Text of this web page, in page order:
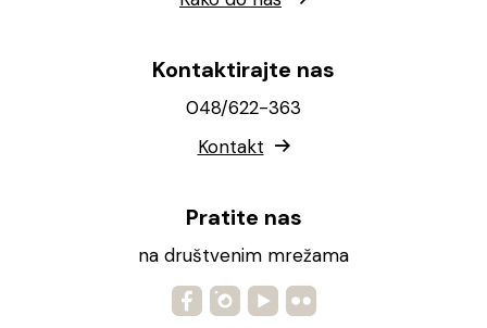
Kontaktirajte nas
048/622-363
Kontakt
Pratite nas
na društvenim mrežama